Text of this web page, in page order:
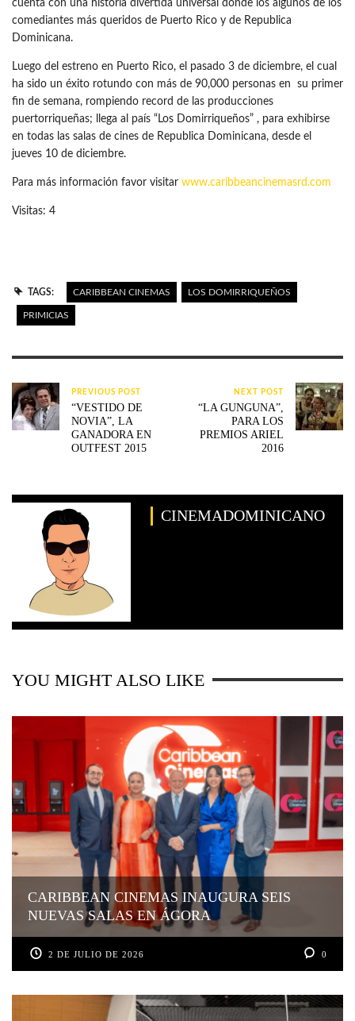
cuenta con una historia divertida universal donde los algunos de los
comediantes más queridos de Puerto Rico y de Republica
Dominicana.
Luego del estreno en Puerto Rico, el pasado 3 de diciembre, el cual
ha sido un éxito rotundo con más de 90,000 personas en su primer
fin de semana, rompiendo record de las producciones
puertorriqueñas; llega al país “Los Domirriqueños” , para exhibirse
en todas las salas de cines de Republica Dominicana, desde el
jueves 10 de diciembre.
Para más información favor visitar www.caribbeancinemasrd.com
Visitas: 4
TAGS: CARIBBEAN CINEMAS LOS DOMIRRIQUEÑOS
PRIMICIAS
PREVIOUS POST
“VESTIDO DE
NOVIA”, LA
GANADORA EN
OUTFEST 2015
NEXT POST
“LA GUNGUNA”,
PARA LOS
PREMIOS ARIEL
2016
CINEMADOMINICANO
YOU MIGHT ALSO LIKE
CARIBBEAN CINEMAS INAUGURA SEIS
NUEVAS SALAS EN ÁGORA
2 DE JULIO DE 2026 0